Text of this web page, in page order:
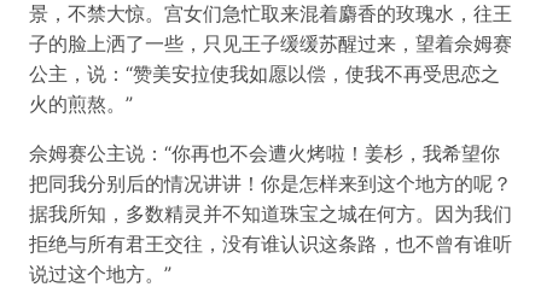
景，不禁大惊。宫女们急忙取来混着麝香的玫瑰水，往王
子的脸上洒了一些，只见王子缓缓苏醒过来，望着佘姆赛
公主，说：“赞美安拉使我如愿以偿，使我不再受思恋之
火的煎熬。”
佘姆赛公主说：“你再也不会遭火烤啦！姜杉，我希望你
把同我分别后的情况讲讲！你是怎样来到这个地方的呢？
据我所知，多数精灵并不知道珠宝之城在何方。因为我们
拒绝与所有君王交往，没有谁认识这条路，也不曾有谁听
说过这个地方。”